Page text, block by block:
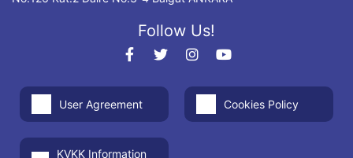
Follow Us!
User Agreement Cookies Policy
KVKK Information